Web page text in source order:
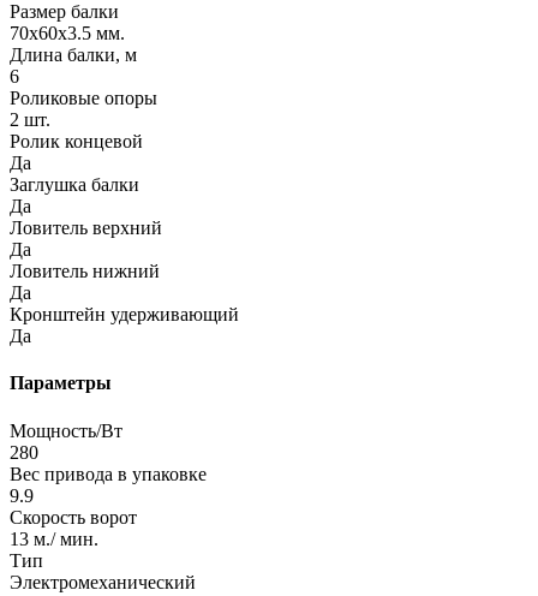
Размер балки
70х60х3.5 мм.
Длина балки, м
6
Роликовые опоры
2 шт.
Ролик концевой
Да
Заглушка балки
Да
Ловитель верхний
Да
Ловитель нижний
Да
Кронштейн удерживающий
Да
Параметры
Мощность/Вт
280
Вес привода в упаковке
9.9
Скорость ворот
13 м./ мин.
Тип
Электромеханический